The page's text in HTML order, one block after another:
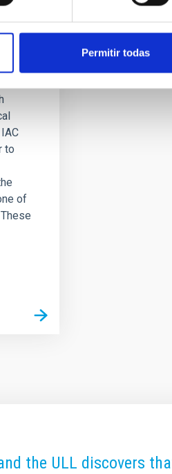
Permitir todas
to
of
the ULL discovers